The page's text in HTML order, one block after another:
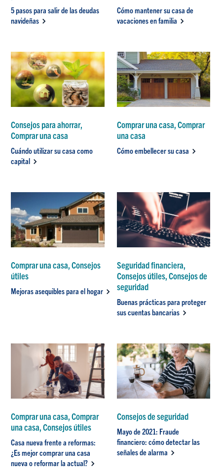
5 pasos para salir de las deudas
navideñas
Cómo mantener su casa de
vacaciones en familia
Consejos para ahorrar,
Comprar una casa
Cuándo utilizar su casa como
capital
Comprar una casa, Comprar
una casa
Cómo embellecer su casa
Comprar una casa, Consejos
útiles
Mejoras asequibles para el hogar
Seguridad financiera,
Consejos útiles, Consejos de
seguridad
Buenas prácticas para proteger
sus cuentas bancarias
Comprar una casa, Comprar
una casa, Consejos útiles
Casa nueva frente a reformas:
¿Es mejor comprar una casa
nueva o reformar la actual?
Consejos de seguridad
Mayo de 2021: Fraude
financiero: cómo detectar las
señales de alarma